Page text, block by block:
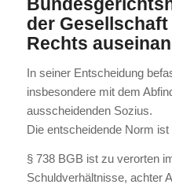
der
Rechts
In seiner Entscheidung
insbesondere mit dem
ausscheidenden Sozius.
Die entscheidende Norm
§ 738 BGB ist zu verorten
Schuldverhältnisse, achter